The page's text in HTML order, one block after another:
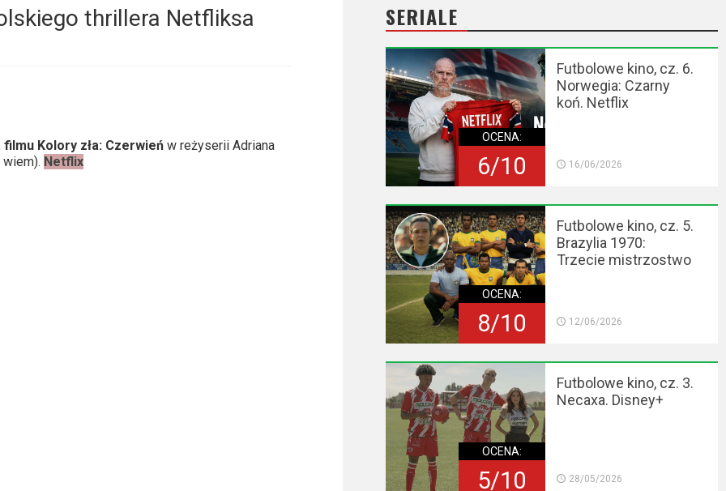
thrillera Netfliksa
filmu Kolory zła: Czerwień w reżyserii Adriana
Netflix
SERIALE
OCENA:
6/10
Futbolowe kino, cz. 6.
Norwegia: Czarny
koń. Netflix
16/06/2026
OCENA:
8/10
Futbolowe kino, cz. 5.
Brazylia 1970:
Trzecie mistrzostwo
12/06/2026
OCENA:
5/10
Futbolowe kino, cz. 3.
Necaxa. Disney+
28/05/2026